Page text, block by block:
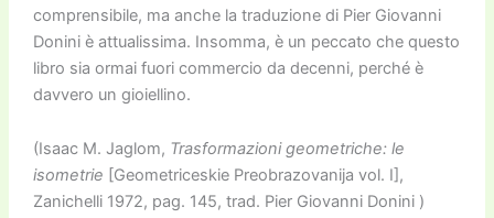
comprensibile, ma anche la traduzione di Pier Giovanni
Donini è attualissima. Insomma, è un peccato che questo
libro sia ormai fuori commercio da decenni, perché è
davvero un gioiellino.
(Isaac M. Jaglom, Trasformazioni geometriche: le
isometrie [Geometriceskie Preobrazovanija vol. I],
Zanichelli 1972, pag. 145, trad. Pier Giovanni Donini )